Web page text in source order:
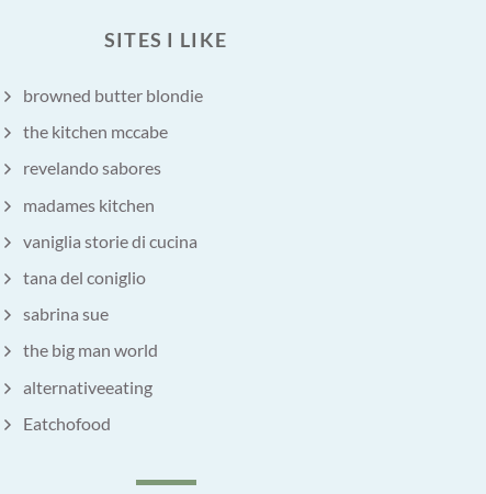
SITES I LIKE
browned butter blondie
the kitchen mccabe
revelando sabores
madames kitchen
vaniglia storie di cucina
tana del coniglio
sabrina sue
the big man world
alternativeeating
Eatchofood